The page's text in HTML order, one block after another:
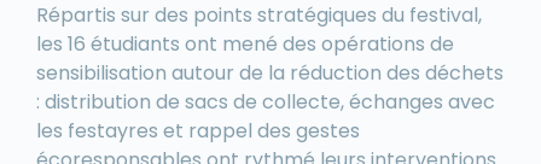
Répartis sur des points stratégiques du festival,
les 16 étudiants ont mené des opérations de
sensibilisation autour de la réduction des déchets
: distribution de sacs de collecte, échanges avec
les festayres et rappel des gestes